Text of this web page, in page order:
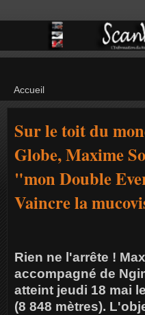
Sur le toit du
Globe, Maxime
"mon Double
Vaincre la
Rien ne l'arrête !
accompagné de
atteint jeudi 18 mai
(8 848 mètres).